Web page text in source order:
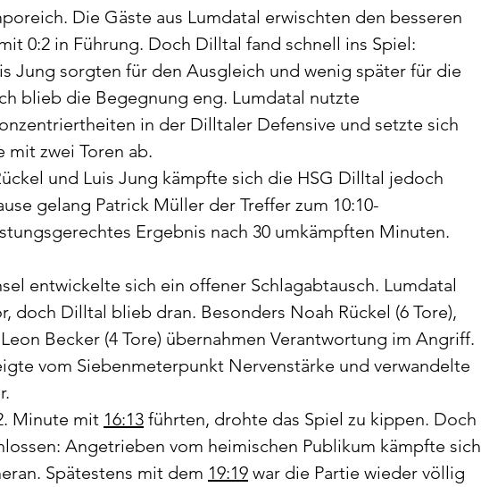
Die Gäste aus Lumdatal erwischten den besseren
0:2 in Führung. Doch Dilltal fand schnell ins Spiel:
Jung sorgten für den Ausgleich und wenig später für die
blieb die Begegnung eng. Lumdatal nutzte
in der Dilltaler Defensive und setzte sich
zwei Toren ab.
und Luis Jung kämpfte sich die HSG Dilltal jedoch
gelang Patrick Müller der Treffer zum 10:10-
Ergebnis nach 30 umkämpften Minuten.
entwickelte sich ein offener Schlagabtausch. Lumdatal
doch Dilltal blieb dran. Besonders Noah Rückel (6 Tore),
Becker (4 Tore) übernahmen Verantwortung im Angriff.
vom Siebenmeterpunkt Nervenstärke und verwandelte
Minute mit 16:13 führten, drohte das Spiel zu kippen. Doch
Angetrieben vom heimischen Publikum kämpfte sich
Spätestens mit dem 19:19 war die Partie wieder völlig